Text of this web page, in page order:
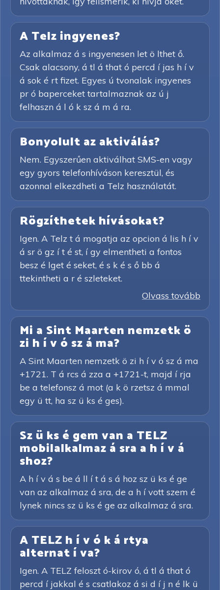
A Telz ingyenes?
Az alkalmaz á s ingyenesen let ö lthet ő.
Csak alacsony, á tl á that ó percd í jas h í v
á sok é rt fizet. Egyes ú tvonalak ingyenes
pr ó baperceket tartalmaznak az ú j
felhaszn á l ó k sz á m á ra.
Bonyolult az aktiválás?
Nem. Egyszerűen aktiválhat SMS-en vagy
egy gyors telefonhíváson keresztül, és
azonnal elkezdheti a Telz használatát.
Rögzíthetek hívásokat?
Igen. A Telz t á mogatja az opcion á lis h í v
á sr ö gz í t é st, í gy elmentheti a fontos
besz é lget é seket, é s k é s ő bb á
ttekintheti a r é szleteket.
Olvass tovább
Mi a Sint Maarten nemzetk ö
zi h í v ó sz á ma?
A Sint Maarten nemzetk ö zi h í v ó sz á ma
+1721. T á rcs á zza a +1721-t, majd í rja
be a telefonsz á mot (a k ö rzetsz á mmal
egy ü tt, ha sz ü ks é ges).
Sz ü ks é gem van a TELZ
mobilalkalmaz á sra a h í v á
shoz?
A h í v á s be á ll í t á s á hoz sz ü ks é ge
van az alkalmaz á sra, de a h í vott szem é
lynek nincs sz ü ks é ge az alkalmaz á sra.
A TELZ h í v ó k á rtya
alternat í va?
Igen. A TELZ feloszt ó-kirov ó, á tl á that ó
percd í jakkal é s csatlakoz á si d í j n é lk ü